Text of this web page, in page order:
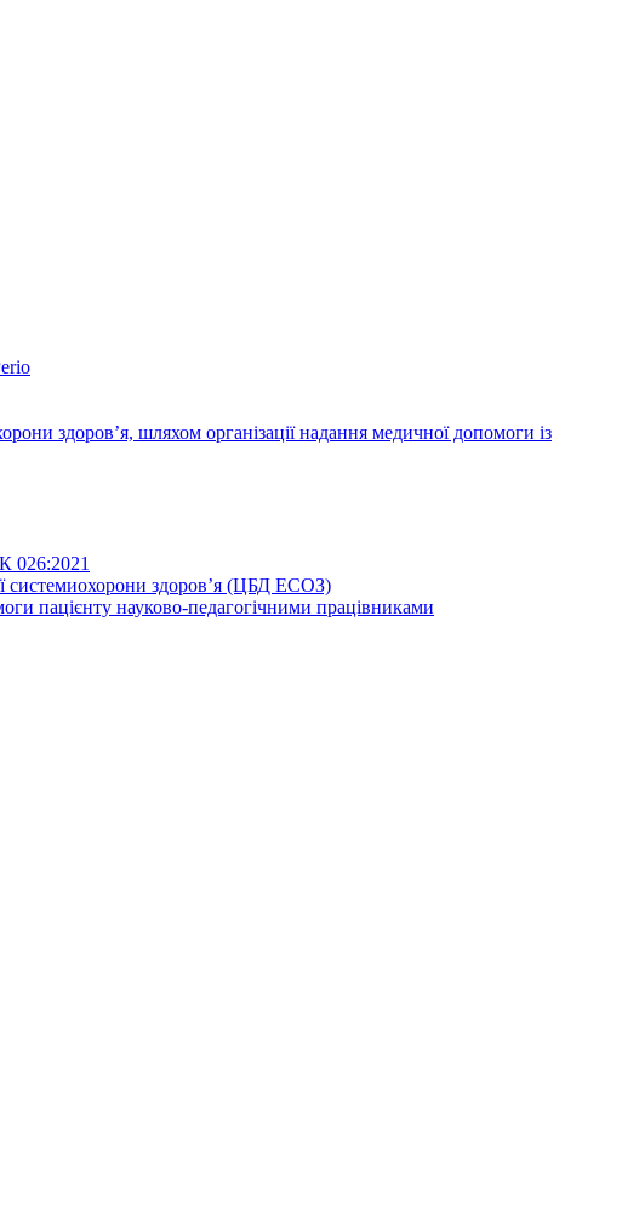
здоров’я, шляхом організації надання медичної допомоги із
026:2021
системиохорони здоров’я (ЦБД ЕСОЗ)
пацієнту науково-педагогічними працівниками